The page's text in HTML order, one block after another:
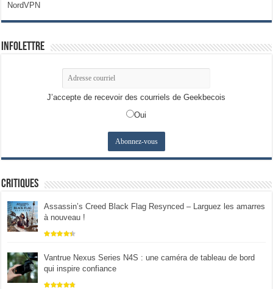
NordVPN
Infolettre
J’accepte de recevoir des courriels de Geekbecois
Oui
Critiques
Assassin’s Creed Black Flag Resynced – Larguez les amarres
à nouveau !
Vantrue Nexus Series N4S : une caméra de tableau de bord
qui inspire confiance